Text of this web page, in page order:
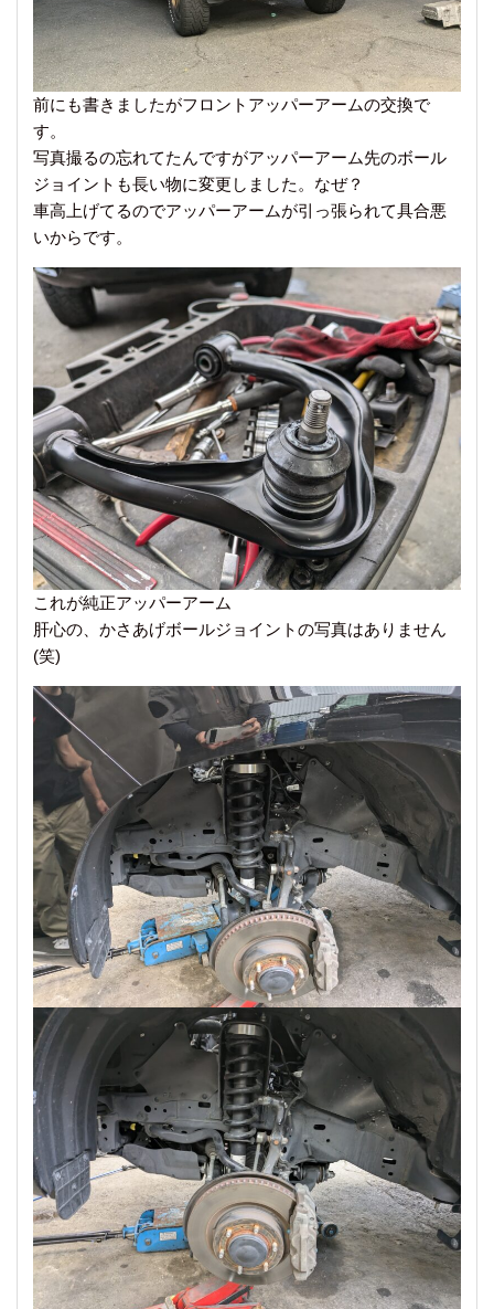
前にも書きましたがフロントアッパーアームの交換で
す。
写真撮るの忘れてたんですがアッパーアーム先のボール
ジョイントも長い物に変更しました。なぜ？
車高上げてるのでアッパーアームが引っ張られて具合悪
いからです。
これが純正アッパーアーム
肝心の、かさあげボールジョイントの写真はありません
(笑)